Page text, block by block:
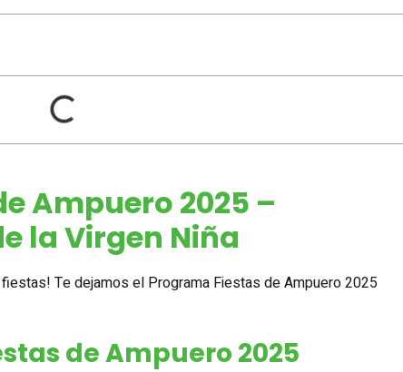
Ampuero 2025 –
la Virgen Niña
fiestas! Te dejamos el Programa Fiestas de Ampuero 2025
de Ampuero 2025